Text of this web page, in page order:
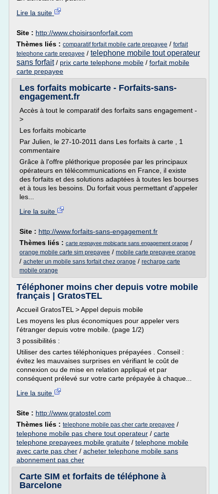
Lire la suite
Site : http://www.choisirsonforfait.com
Thèmes liés : comparatif forfait mobile carte prepayee / forfait
telephone carte prepayee / telephone mobile tout operateur
sans forfait/ prix carte telephone mobile / forfait mobile
carte prepayee
Les forfaits mobicarte - Forfaits-sans-
engagement.fr
Accès à tout le comparatif des forfaits sans engagement -
>
Les forfaits mobicarte
Par Julien, le 27-10-2011 dans Les forfaits à carte , 1
commentaire
Grâce à l'offre pléthorique proposée par les principaux
opérateurs en télécommunications en France, il existe
des forfaits et des solutions adaptées à toutes les bourses
et à tous les besoins. Du forfait vous permettant d'appeler
les...
Lire la suite
Site : http://www.forfaits-sans-engagement.fr
Thèmes liés : carte prepayee mobicarte sans engagement orange /
orange mobile carte sim prepayee / mobile carte prepayee orange
/ acheter un mobile sans forfait chez orange / recharge carte
mobile orange
Téléphoner moins cher depuis votre mobile
français | GratosTEL
Accueil GratosTEL > Appel depuis mobile
Les moyens les plus économiques pour appeler vers
l'étranger depuis votre mobile. (page 1/2)
3 possibilités :
Utiliser des cartes téléphoniques prépayées . Conseil :
évitez les mauvaises surprises en vérifiant le coût de
connexion ou de mise en relation appliqué et par
conséquent prélevé sur votre carte prépayée à chaque...
Lire la suite
Site : http://www.gratostel.com
Thèmes liés : telephone mobile pas cher carte prepayee /
telephone mobile pas chere tout operateur / carte
telephone prepayees mobile gratuite / telephone mobile
avec carte pas cher / acheter telephone mobile sans
abonnement pas cher
Carte SIM et forfaits de téléphone à
Barcelone